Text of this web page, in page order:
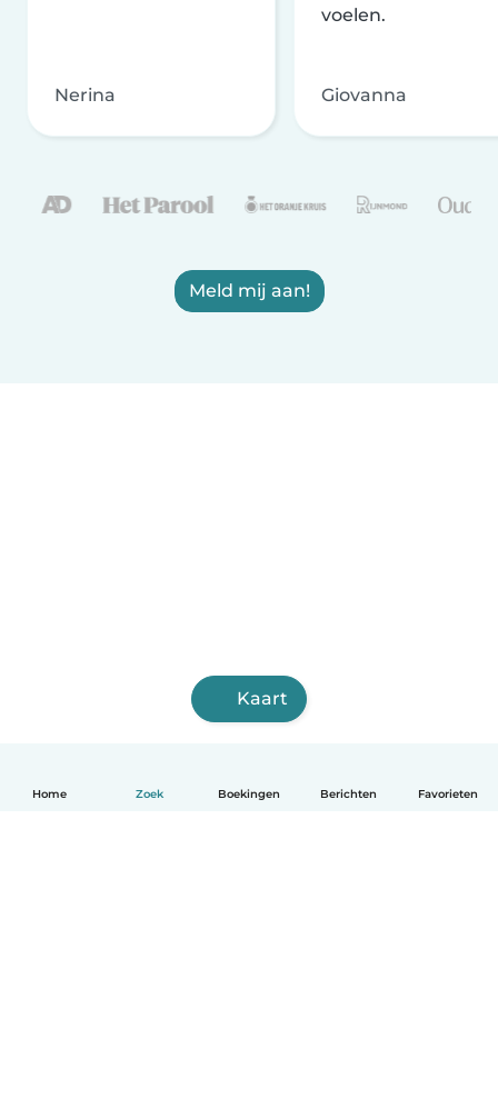
Home Zoek Boekingen Berichten Favorieten
Nerina
voelen.
Giovanna
Meld mij aan!
Kaart